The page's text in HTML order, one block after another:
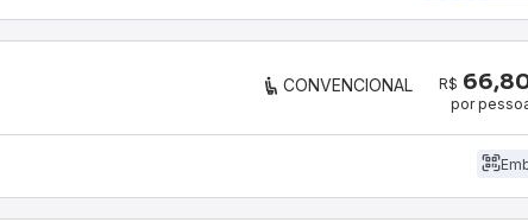
CONVENCIONAL R$
por